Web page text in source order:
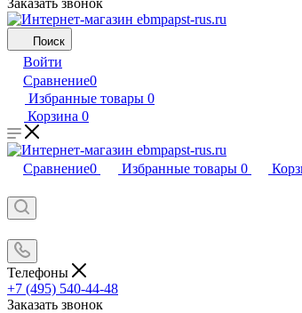
Заказать звонок
Поиск
Войти
Сравнение0
Избранные товары 0
Корзина 0
Сравнение0 Избранные товары 0
Телефоны
+7 (495) 540-44-48
Заказать звонок